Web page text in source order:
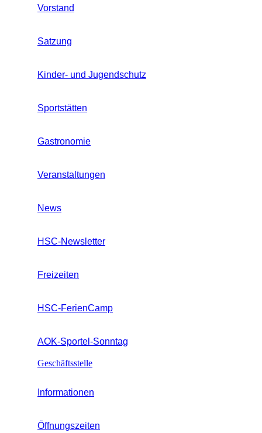
Vorstand
Satzung
Kinder- und Jugendschutz
Sportstätten
Gastronomie
Veranstaltungen
News
HSC-Newsletter
Freizeiten
HSC-FerienCamp
AOK-Sportel-Sonntag
Geschäftsstelle
Informationen
Öffnungszeiten